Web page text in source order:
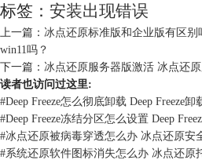
1. 兼容性问题：确保下载的
如果不兼容，需要下载适合当前系统的版
2. 权限问题：安装时可能需要管理员
示，尝试以管理员身份运行安装程序。
3. 系统安全软件干扰：某些安全软件可
在安装前，暂时禁用防病毒软件或防火墙
标签： 安装出现错误
上一篇： 冰点还原标准版和企业版有区
win11吗？
下一篇： 冰点还原服务器版激活 冰点还
读者也访问过这里:
#Deep Freeze怎么彻底卸载 Deep Freeze
#Deep Freeze冻结分区怎么设置 Deep
#冰点还原被病毒穿透怎么办 冰点还原安
#系统还原软件图标消失怎么办 冰点还原